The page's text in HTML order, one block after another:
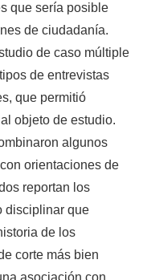
que sería posible
de ciudadanía.
de caso múltiple
de entrevistas
que permitió
objeto de estudio.
algunos
orientaciones de
reportan los
disciplinar que
de los
corte más bien